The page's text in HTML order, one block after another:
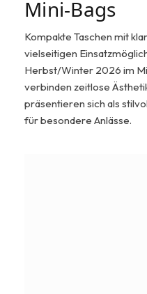
Mini-Bags
Kompakte Taschen mit
vielseitigen
Herbst/Winter 2026 im
verbinden zeitlose
präsentieren sich als
für besondere Anlässe.